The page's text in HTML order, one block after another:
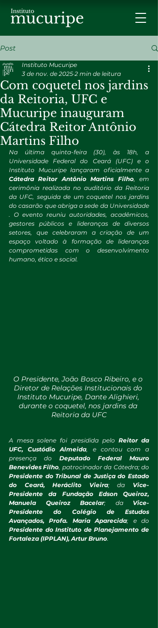
Post
Com coquetel nos jardins
da Reitoria, UFC e
Mucuripe inauguram
Cátedra Reitor Antônio
Martins Filho
Instituto Mucuripe
3 de nov. de 2025 2 min de leitura
Na última quinta-feira (30), às 18h, a
Universidade Federal do Ceará (UFC) e o
Cátedra Reitor Antônio Martins Filho, em
cerimônia realizada no auditório da Reitoria
da UFC, seguida de um coquetel nos jardins
do casarão que abriga a sede da Universidade
. O evento reuniu autoridades, acadêmicos,
gestores públicos e lideranças de diversos
setores, que celebraram a criação de um
espaço voltado à formação de lideranças
comprometidas com o desenvolvimento
humano, ético e social.
O Presidente, João Bosco Ribeiro, e o
Diretor de Relações Institucionais do
Instituto Mucuripe, Dante Alighieri,
durante o coquetel, nos jardins da
Reitoria da UFC
A mesa solene foi presidida pelo Reitor da
UFC, Custódio Almeida, e contou com a
presença do Deputado Federal Mauro
Benevides Filho
Presidente do Tribunal de Justiça do Estado
do Ceará, Heráclito Vieira; da Vice-
Presidente da Fundação Edson Queiroz,
Manuela Queiroz Bacelar; da Vice-
Presidente do Colégio de Estudos
Avançados, Profa. Maria Aparecida
Presidente do Instituto de Planejamento de
Fortaleza (IPPLAN), Artur Bruno.